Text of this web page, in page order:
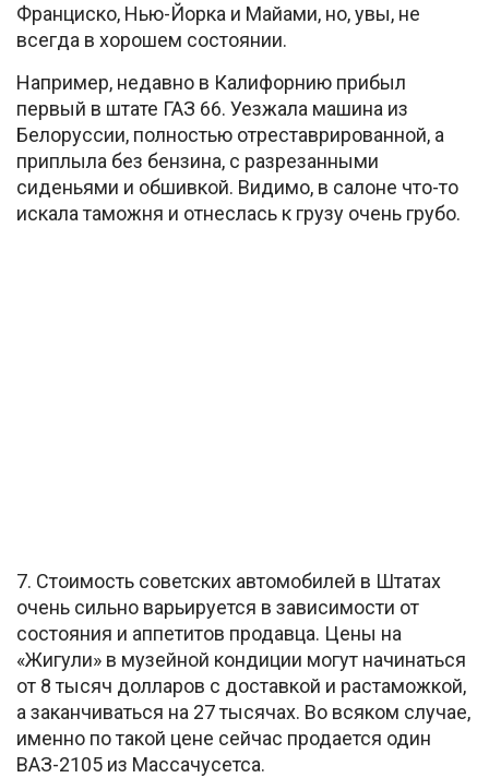
Франциско, Нью-Йорка и Майами, но, увы, не
всегда в хорошем состоянии.
Например, недавно в Калифорнию прибыл
первый в штате ГАЗ 66. Уезжала машина из
Белоруссии, полностью отреставрированной, а
приплыла без бензина, с разрезанными
сиденьями и обшивкой. Видимо, в салоне что-то
искала таможня и отнеслась к грузу очень грубо.
7. Стоимость советских автомобилей в Штатах
очень сильно варьируется в зависимости от
состояния и аппетитов продавца. Цены на
«Жигули» в музейной кондиции могут начинаться
от 8 тысяч долларов с доставкой и растаможкой,
а заканчиваться на 27 тысячах. Во всяком случае,
именно по такой цене сейчас продается один
ВАЗ-2105 из Массачусетса.